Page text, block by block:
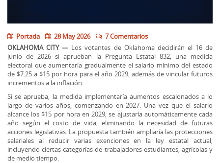
Portada 28 May 2026
7 Comentarios
OKLAHOMA CITY — Los votantes de Oklahoma decidirán el 16 de
junio de 2026 si aprueban la Pregunta Estatal 832, una medida
electoral que aumentaría gradualmente el salario mínimo del estado
de $7.25 a $15 por hora para el año 2029, además de vincular futuros
incrementos a la inflación.
Si se aprueba, la medida implementaría aumentos escalonados a lo
largo de varios años, comenzando en 2027. Una vez que el salario
alcance los $15 por hora en 2029, se ajustaría automáticamente cada
año según el costo de vida, eliminando la necesidad de futuras
acciones legislativas. La propuesta también ampliaría las protecciones
salariales al reducir varias exenciones en la ley estatal actual,
incluyendo ciertas categorías de trabajadores estudiantes, agrícolas y
de medio tiempo.